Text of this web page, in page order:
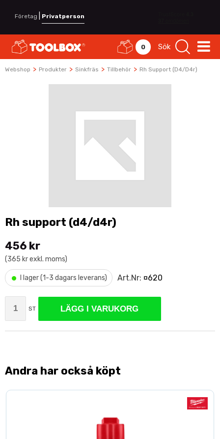
Företag Privatperson
0 Sök
Webshop > Produkter > Sinkfräs > Tillbehör > Rh Support (d4/d4r)
Rh support (d4/d4r)
456 kr
(365 kr exkl. moms)
• I lager (1-3 dagars leverans) Art.Nr: ¤620
ST LÄGG I VARUKORG
Andra har också köpt